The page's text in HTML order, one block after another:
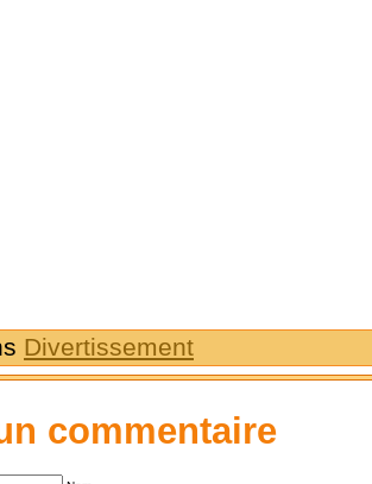
Divertissement
commentaire